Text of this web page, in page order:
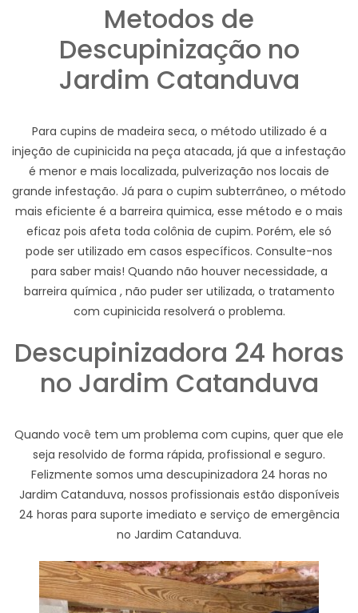
Metodos de
Descupinização no
Jardim Catanduva
Para cupins de madeira seca, o método utilizado é a
injeção de cupinicida na peça atacada, já que a infestação
é menor e mais localizada, pulverização nos locais de
grande infestação. Já para o cupim subterrâneo, o método
mais eficiente é a barreira quimica, esse método e o mais
eficaz pois afeta toda colônia de cupim. Porém, ele só
pode ser utilizado em casos específicos. Consulte-nos
para saber mais! Quando não houver necessidade, a
barreira química , não puder ser utilizada, o tratamento
com cupinicida resolverá o problema.
Descupinizadora 24 horas
no Jardim Catanduva
Quando você tem um problema com cupins, quer que ele
seja resolvido de forma rápida, profissional e seguro.
Felizmente somos uma descupinizadora 24 horas no
Jardim Catanduva, nossos profissionais estão disponíveis
24 horas para suporte imediato e serviço de emergência
no Jardim Catanduva.